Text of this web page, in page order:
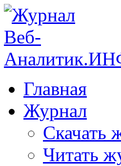
Главная
Журнал
Скачать
Читать